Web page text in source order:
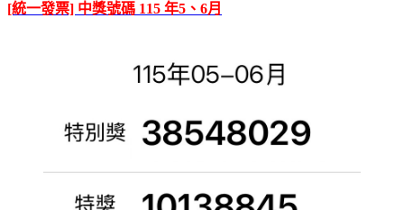
[統一發票] 中獎號碼 115 年5、6月